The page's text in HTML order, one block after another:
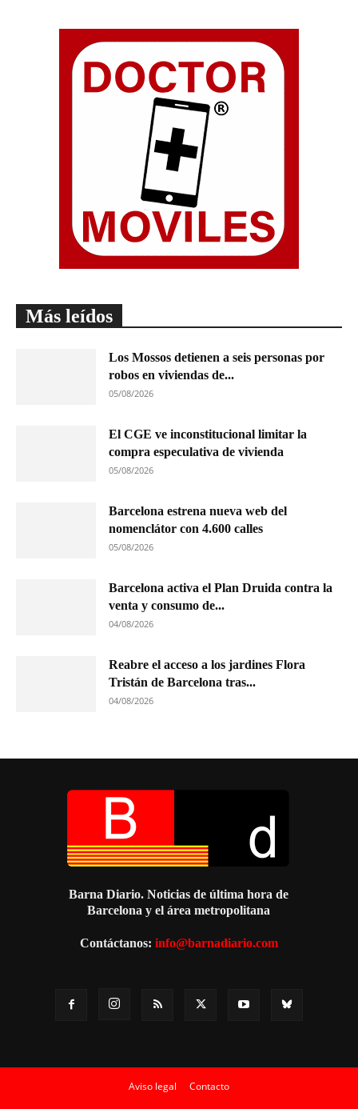
Más leídos
Los Mossos detienen a seis personas por
robos en viviendas de...
05/08/2026
El CGE ve inconstitucional limitar la
compra especulativa de vivienda
05/08/2026
Barcelona estrena nueva web del
nomenclátor con 4.600 calles
05/08/2026
Barcelona activa el Plan Druida contra la
venta y consumo de...
04/08/2026
Reabre el acceso a los jardines Flora
Tristán de Barcelona tras...
04/08/2026
Barna Diario. Noticias de última hora de
Barcelona y el área metropolitana
Contáctanos: info@barnadiario.com
Aviso legal Contacto